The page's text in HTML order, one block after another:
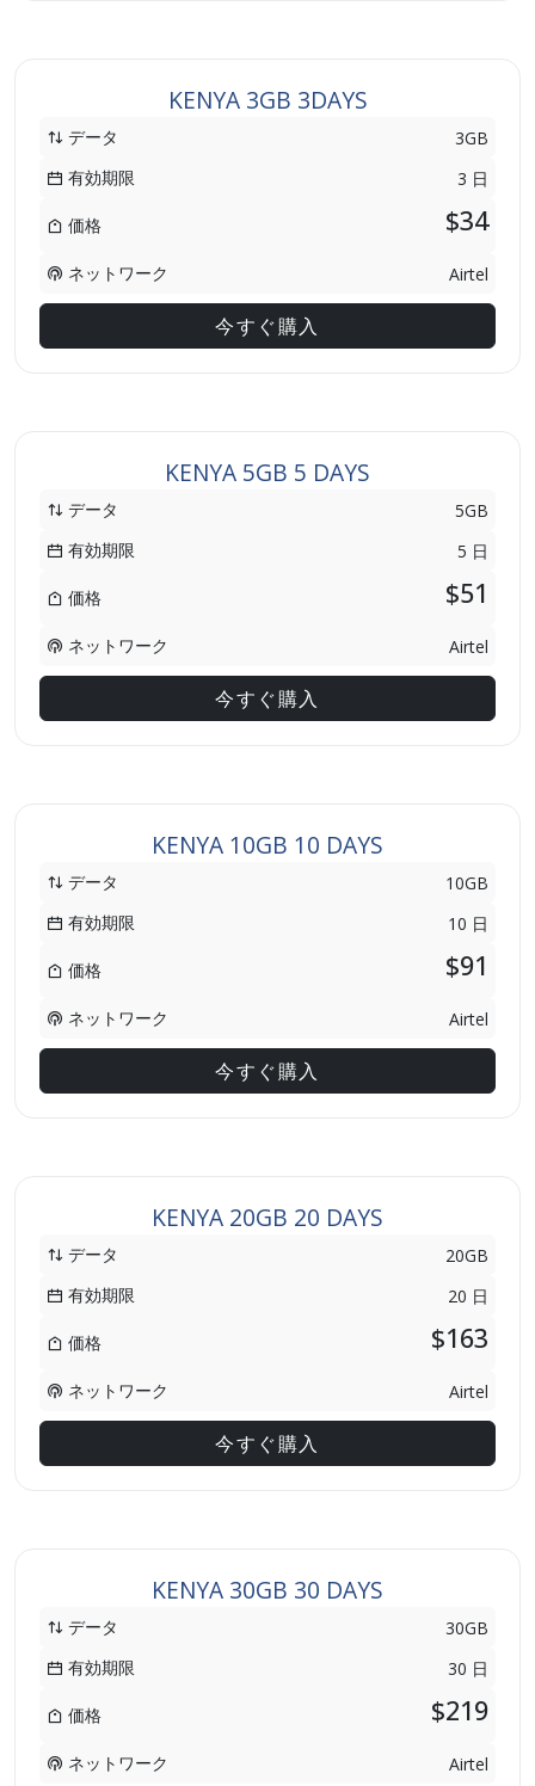
KENYA 3GB 3DAYS
データ
3GB
有効期限
3 日
価格 $34
ネットワーク Airtel
今すぐ購入
KENYA 5GB 5 DAYS
データ
5GB
有効期限
5 日
価格 $51
ネットワーク Airtel
今すぐ購入
KENYA 10GB 10 DAYS
データ
10GB
有効期限
10 日
価格 $91
ネットワーク Airtel
今すぐ購入
KENYA 20GB 20 DAYS
データ
20GB
有効期限
20 日
価格 $163
ネットワーク Airtel
今すぐ購入
KENYA 30GB 30 DAYS
データ
30GB
有効期限
30 日
価格 $219
ネットワーク Airtel